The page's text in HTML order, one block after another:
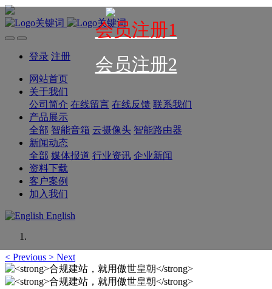
会员注册1
会员注册2
登录 注册
网站首页
关于我们
公司简介 在线留言 在线反馈 联系我们
产品展示
全部 智能音箱 云摄像头 智能路由器
新闻动态
全部 媒体报道 行业资讯 企业新闻
资料下载
客户案例
加入我们
English
< Previous > Next